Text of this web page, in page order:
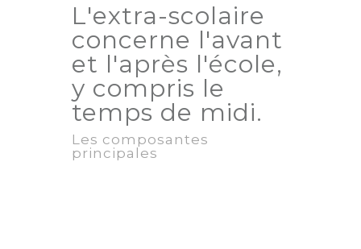
L'extra-scolaire
concerne l'avant
et l'après l'école,
y compris le
temps de midi.
Les composantes
principales